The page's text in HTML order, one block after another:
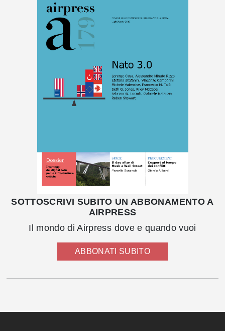
SOTTOSCRIVI SUBITO UN ABBONAMENTO A
AIRPRESS
Il mondo di Airpress dove e quando vuoi
ABBONATI SUBITO